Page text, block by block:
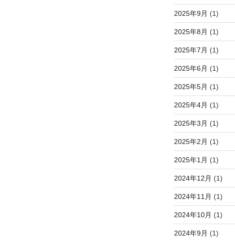
2025年9月 (1)
2025年8月 (1)
2025年7月 (1)
2025年6月 (1)
2025年5月 (1)
2025年4月 (1)
2025年3月 (1)
2025年2月 (1)
2025年1月 (1)
2024年12月 (1)
2024年11月 (1)
2024年10月 (1)
2024年9月 (1)